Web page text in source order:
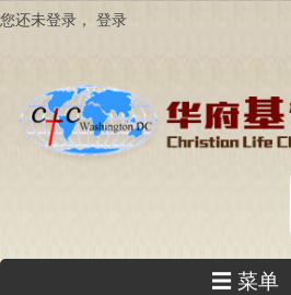
跳
您还未登录， 登录
☰ 菜单